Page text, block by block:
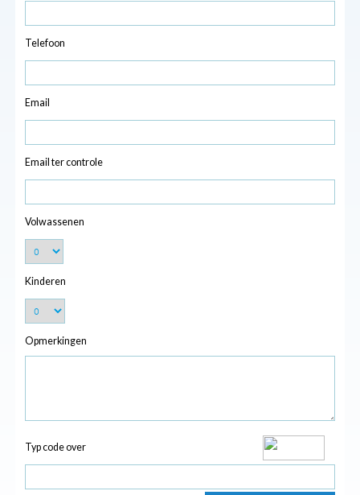
Telefoon
Email
Email ter controle
Volwassenen
Kinderen
Opmerkingen
Typ code over